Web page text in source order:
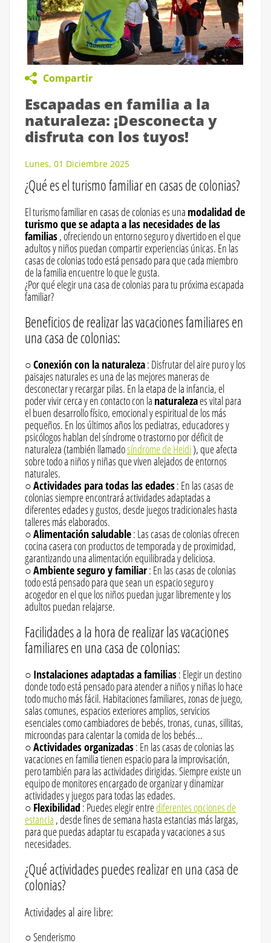
Compartir
Escapadas en familia a la
naturaleza: ¡Desconecta y
disfruta con los tuyos!
Lunes, 01 Diciembre 2025
¿Qué es el turismo familiar en casas de colonias?
El turismo familiar en casas de colonias es una modalidad de
turismo que se adapta a las necesidades de las
familias, ofreciendo un entorno seguro y divertido en el que
adultos y niños puedan compartir experiencias únicas. En las
casas de colonias todo está pensado para que cada miembro
de la familia encuentre lo que le gusta.
¿Por qué elegir una casa de colonias para tu próxima escapada
familiar?
Beneficios de realizar las vacaciones familiares en
una casa de colonias:
○Conexión con la naturaleza: Disfrutar del aire puro y los
paisajes naturales es una de las mejores maneras de
desconectar y recargar pilas. En la etapa de la infancia, el
poder vivir cerca y en contacto con la naturalezaes vital para
el buen desarrollo físico, emocional y espiritual de los más
pequeños. En los últimos años los pediatras, educadores y
psicólogos hablan del síndrome o trastorno por déficit de
naturaleza (también llamadosíndrome de Heidi), que afecta
sobre todo a niños y niñas que viven alejados de entornos
naturales.
○Actividades para todas las edades: En las casas de
colonias siempre encontrará actividades adaptadas a
diferentes edades y gustos, desde juegos tradicionales hasta
talleres más elaborados.
○Alimentación saludable: Las casas de colonias ofrecen
cocina casera con productos de temporada y de proximidad,
garantizando una alimentación equilibrada y deliciosa.
○Ambiente seguro y familiar: En las casas de colonias
todo está pensado para que sean un espacio seguro y
acogedor en el que los niños puedan jugar libremente y los
adultos puedan relajarse.
Facilidades a la hora de realizar las vacaciones
familiares en una casa de colonias:
○ Instalaciones adaptadas a familias: Elegir un destino
donde todo está pensado para atender a niños y niñas lo hace
todo mucho más fácil. Habitaciones familiares, zonas de juego,
salas comunes, espacios exteriores amplios, servicios
esenciales como cambiadores de bebés, tronas, cunas, sillitas,
microondas para calentar la comida de los bebés...
○Actividades organizadas: En las casas de colonias las
vacaciones en familia tienen espacio para la improvisación,
pero también para las actividades dirigidas. Siempre existe un
equipo de monitores encargado de organizar y dinamizar
actividades y juegos para todas las edades.
○ Flexibilidad : Puedes elegir entrediferentes opciones de
estancia , desde fines de semana hasta estancias más largas,
para que puedas adaptar tu escapada y vacaciones a sus
necesidades.
¿Qué actividades puedes realizar en una casa de
colonias?
Actividades al aire libre:
○ Senderismo